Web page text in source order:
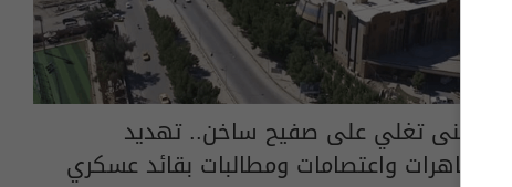
المثنى تغلي على صفيح ساخن.. تهديد
بتظاهرات واعتصامات ومطالبات بقائد عسكري